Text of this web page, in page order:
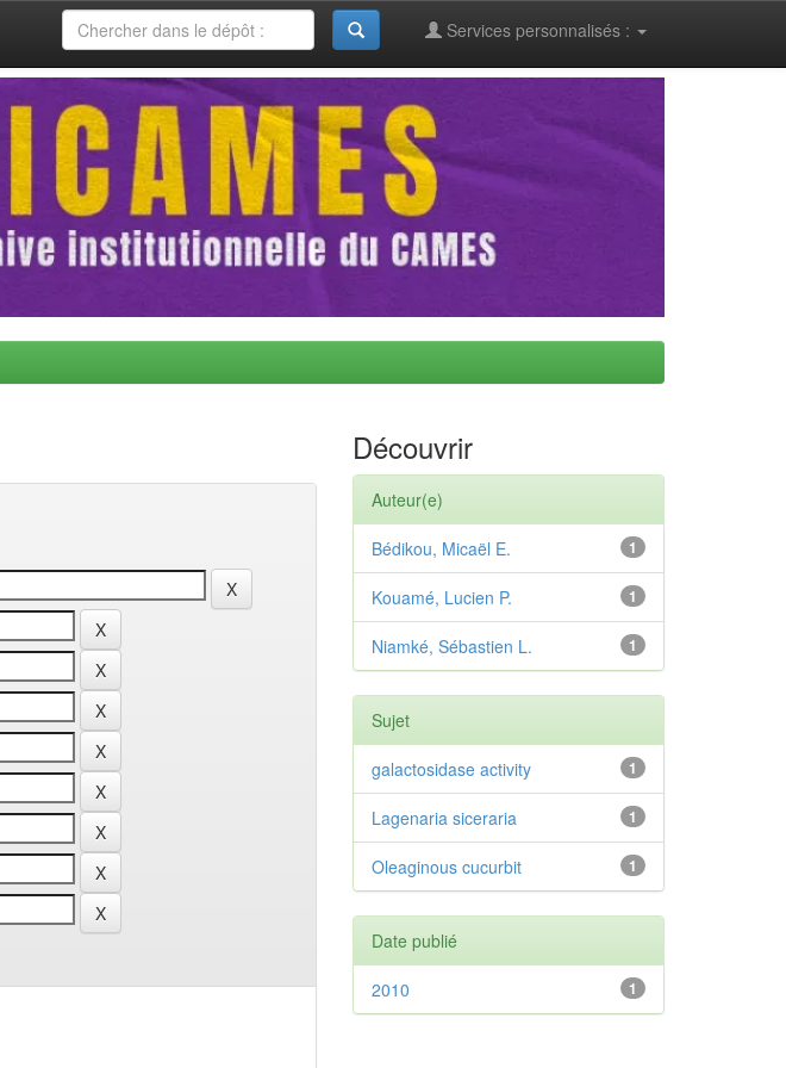
Services personnalisés :
Découvrir
Auteur(e)
1
Bédikou, Micaël E.
1
Kouamé, Lucien P.
1
Niamké, Sébastien L.
Sujet
1
galactosidase activity
1
Lagenaria siceraria
1
Oleaginous cucurbit
Date publié
1
2010